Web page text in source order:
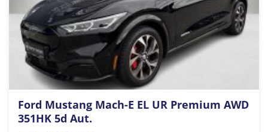
Ford Mustang Mach-E EL UR Premium AWD
351HK 5d Aut.